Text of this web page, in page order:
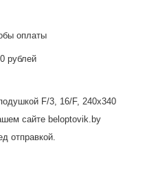
оплаты
рублей
F/3, 16/F, 240х340
сайте beloptovik.by
отправкой.